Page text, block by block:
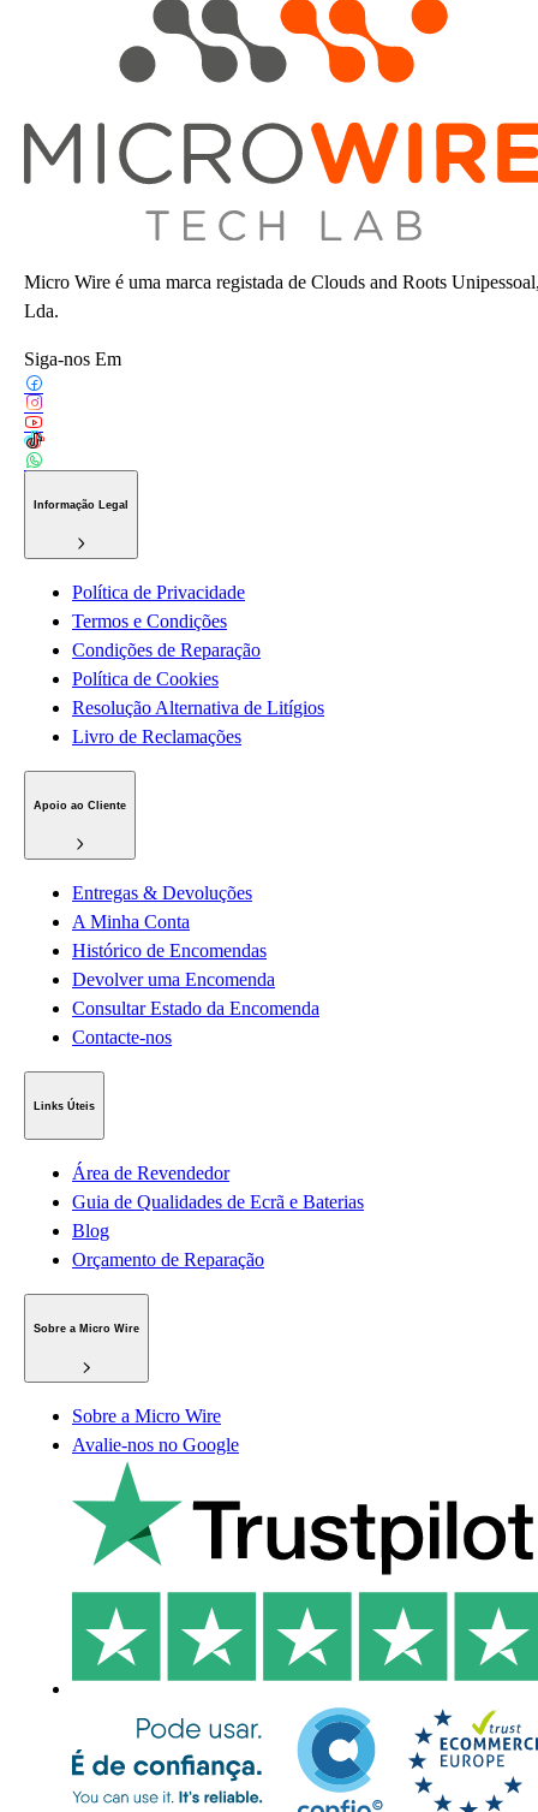
Micro Wire é uma marca registada de Clouds and Roots
Lda.
Siga-nos Em
Informação Legal
Política de Privacidade
Termos e Condições
Condições de Reparação
Política de Cookies
Resolução Alternativa de Litígios
Livro de Reclamações
Apoio ao Cliente
Entregas & Devoluções
A Minha Conta
Histórico de Encomendas
Devolver uma Encomenda
Consultar Estado da Encomenda
Contacte-nos
Links Úteis
Área de Revendedor
Guia de Qualidades de Ecrã e Baterias
Blog
Orçamento de Reparação
Sobre a Micro Wire
Sobre a Micro Wire
Avalie-nos no Google